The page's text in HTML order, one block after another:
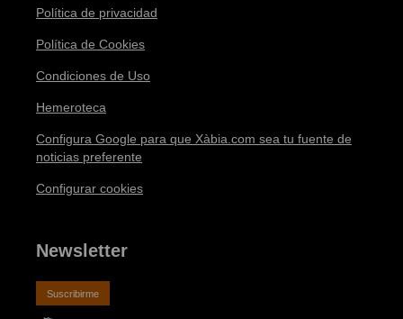
Política de privacidad
Política de Cookies
Condiciones de Uso
Hemeroteca
Configura Google para que Xàbia.com sea tu fuente de
noticias preferente
Configurar cookies
Newsletter
Suscribirme